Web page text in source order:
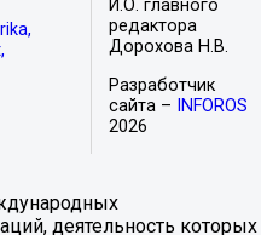
И.О. главного
редактора
Дорохова Н.В.
Разработчик
сайта –
INFOROS
2026
деятельность которых